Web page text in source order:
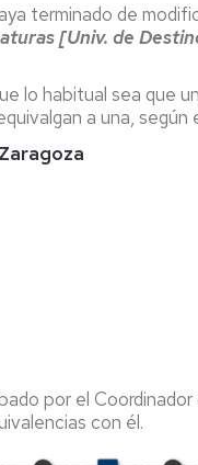
terminado de
[Univ. de
lo habitual sea que
a una, según
por el
con él.